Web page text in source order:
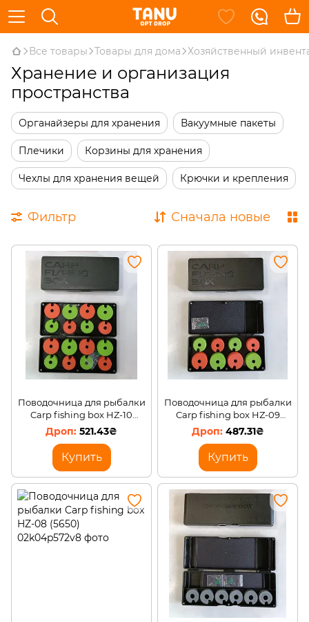
Все товары Товары для дома Хозяйственный
Хранение и организация
пространства
Органайзеры для хранения Вакуумные пакеты
Плечики Корзины для хранения
Чехлы для хранения вещей Крючки и крепления
Фильтр Сначала новые
Поводочница для рыбалки
Carp fishing box HZ-10
(5650)
521.43₴
Купить
Поводочница для рыбалки
Carp fishing box HZ-09
(5650)
487.31₴
Купить